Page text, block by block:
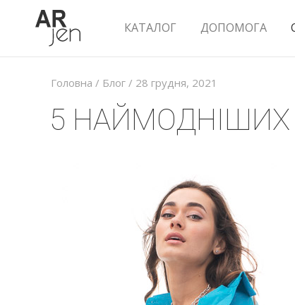
КАТАЛОГ ДОПОМОГА
Головна / Блог / 28 грудня, 2021
5 НАЙМОДНІШИХ